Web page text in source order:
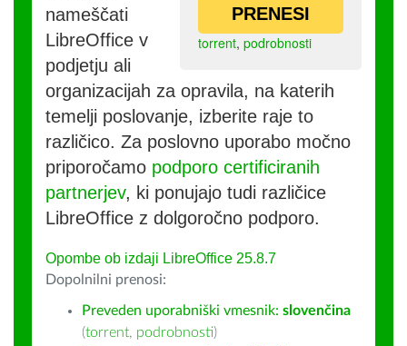
PRENESI
torrent, podrobnosti
nameščati
LibreOffice v
podjetju ali
organizacijah za opravila, na katerih
temelji poslovanje, izberite raje to
različico. Za poslovno uporabo močno
priporočamo podporo certificiranih
partnerjev, ki ponujajo tudi različice
LibreOffice z dolgoročno podporo.
Opombe ob izdaji LibreOffice 25.8.7
Dopolnilni prenosi:
Preveden uporabniški vmesnik: slovenčina
(torrent, podrobnosti)